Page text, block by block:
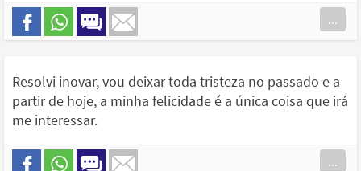
...
Resolvi inovar, vou deixar toda tristeza no passado e a
partir de hoje, a minha felicidade é a única coisa que irá
me interessar.
...